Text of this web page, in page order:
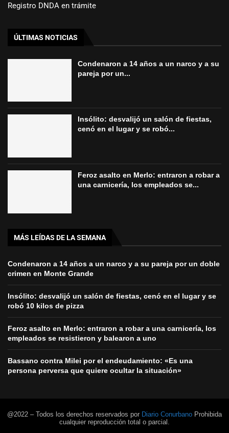
Registro DNDA en trámite
ÚLTIMAS NOTICIAS
Condenaron a 14 años a un narco y a su
pareja por un...
Insólito: desvalijó un salón de fiestas,
cenó en el lugar y se robó...
Feroz asalto en Merlo: entraron a robar a
una carnicería, los empleados se...
MÁS LEÍDAS DE LA SEMANA
Condenaron a 14 años a un narco y a su pareja por un doble
crimen en Monte Grande
Insólito: desvalijó un salón de fiestas, cenó en el lugar y se
robó 10 kilos de pizza
Feroz asalto en Merlo: entraron a robar a una carnicería, los
empleados se resistieron y balearon a uno
Bassano contra Milei por el endeudamiento: «Es una
persona perversa que quiere ocultar la situación»
@2022 – Todos los derechos reservados por Diario Conurbano Prohibida
cualquier reproducción total o parcial.